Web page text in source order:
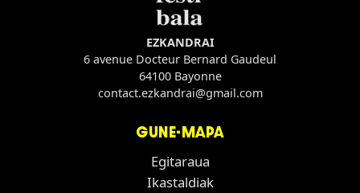
EZKANDRAI
6 avenue Docteur Bernard Gaudeul
64100 Bayonne
contact.ezkandrai@gmail.com
GUNE-MAPA
Egitaraua
Ikastaldiak